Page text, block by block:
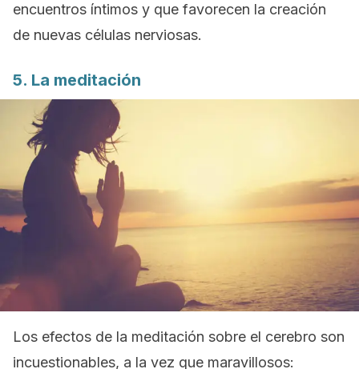
encuentros íntimos y que favorecen la creación
de nuevas células nerviosas.
5. La meditación
Los efectos de la meditación sobre el cerebro son
incuestionables, a la vez que maravillosos: